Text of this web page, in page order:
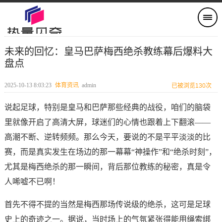
未来的回忆：皇马巴萨梅西绝杀教练幕后爆料大
盘点
2025-10-13 8:03:23 体育资讯 admin 已被浏览130次
说起足球，特别是皇马和巴萨那些经典的战役，咱们的脑袋
里就像开启了高清大屏，球迷们的心情也跟着上下翻滚——
高潮不断、逆转频频。那么今天，要说的不是平平淡淡的比
赛，而是真实发生在场边的那一幕幕“神操作”和“绝杀时刻”，
尤其是梅西绝杀的那一瞬间，背后那位教练的秘密，真是令
人唏嘘不已啊！
首先不得不提的当然是梅西那场传说级的绝杀，这可是足球
史上的奇迹之一。据说，当时场上的气氛紧张得能用绳索绑